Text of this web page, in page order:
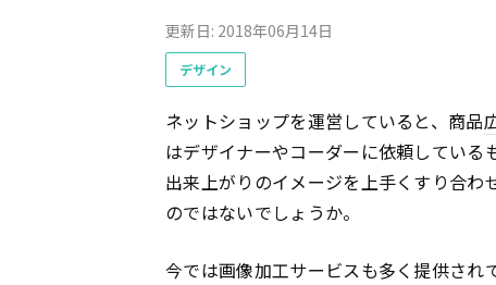
更新日: 2018年06月14日
デザイン
ネットショップを運営していると、商品
はデザイナーやコーダーに依頼している
出来上がりのイメージを上手くすり合
のではないでしょうか。
今では画像加工サービスも多く提供され